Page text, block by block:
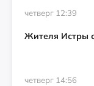
четверг 12:39
Жителя Истры
четверг 14:56